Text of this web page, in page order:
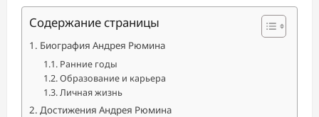
Содержание страницы
Биография Андрея Рюмина
Ранние годы
Образование и карьера
Личная жизнь
Достижения Андрея Рюмина